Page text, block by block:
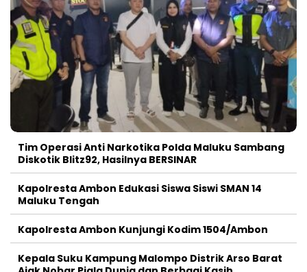
Tim Operasi Anti Narkotika Polda Maluku Sambang
Diskotik Blitz92, Hasilnya BERSINAR
Kapolresta Ambon Edukasi Siswa Siswi SMAN 14
Maluku Tengah
Kapolresta Ambon Kunjungi Kodim 1504/Ambon
Kepala Suku Kampung Malompo Distrik Arso Barat